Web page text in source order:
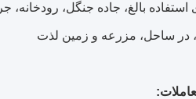
بالغ، جاده جنگل، رودخانه،
در ساحل، مزرعه و زمین لذت